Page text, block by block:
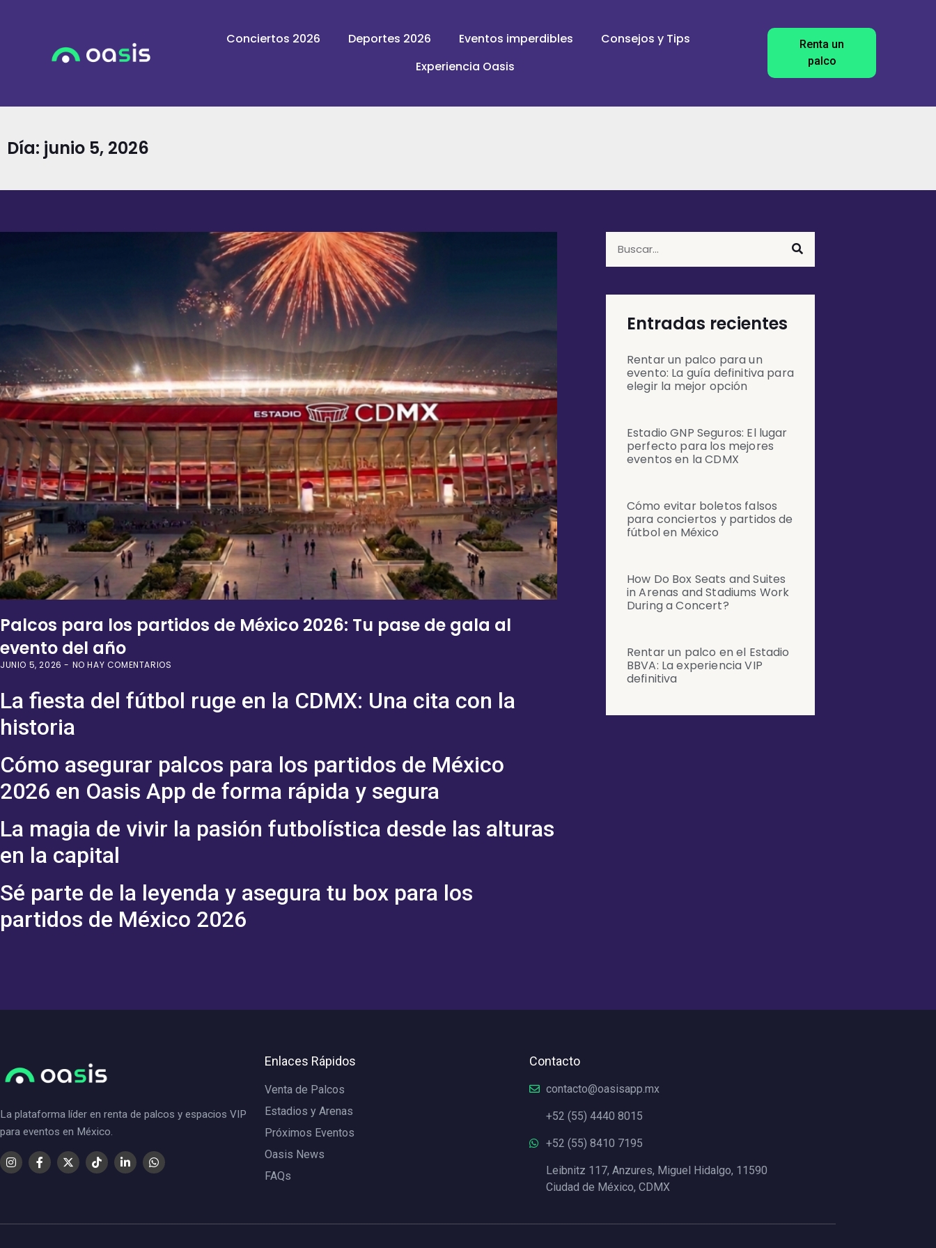
Conciertos 2026 Deportes 2026 Eventos imperdibles
Consejos y Tips
Experiencia Oasis
Renta un
palco
Día: junio 5, 2026
Palcos para los partidos de México 2026: Tu pase de gala al
evento del año
JUNIO 5, 2026 NO HAY COMENTARIOS
La fiesta del fútbol ruge en la CDMX: Una cita con la
historia
Cómo asegurar palcos para los partidos de México
2026 en Oasis App de forma rápida y segura
La magia de vivir la pasión futbolística desde las alturas
en la capital
Sé parte de la leyenda y asegura tu box para los
partidos de México 2026
Entradas recientes
Rentar un palco para un
evento: La guía definitiva para
elegir la mejor opción
Estadio GNP Seguros: El lugar
perfecto para los mejores
eventos en la CDMX
Cómo evitar boletos falsos
para conciertos y partidos de
fútbol en México
How Do Box Seats and Suites
in Arenas and Stadiums Work
During a Concert?
Rentar un palco en el Estadio
BBVA: La experiencia VIP
definitiva
La plataforma líder en renta de palcos y espacios VIP
para eventos en México.
Enlaces Rápidos
Venta de Palcos
Estadios y Arenas
Próximos Eventos
Oasis News
FAQs
Contacto
contacto@oasisapp.mx
+52 (55) 4440 8015
+52 (55) 8410 7195
Leibnitz 117, Anzures, Miguel Hidalgo, 11590
Ciudad de México, CDMX